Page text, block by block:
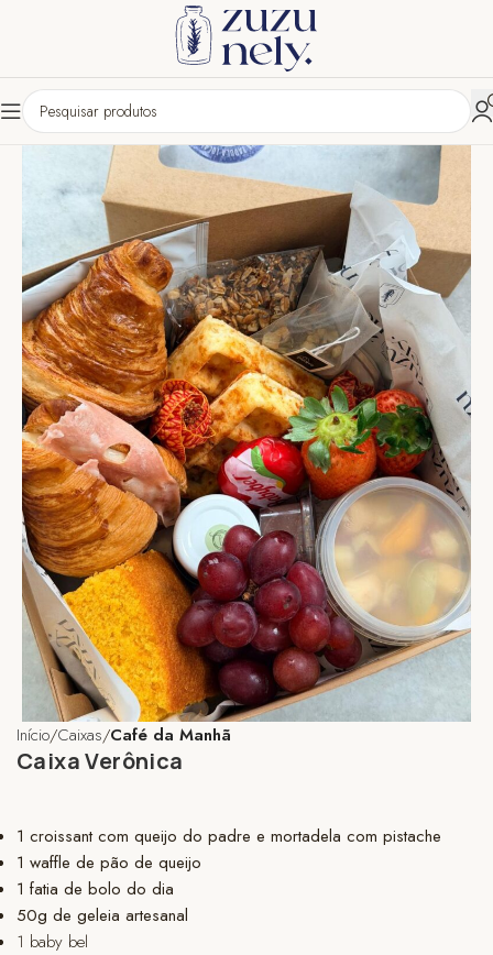
Início Caixas Café da Manhã
Caixa Verônica
1 croissant com queijo do padre e mortadela com pistache
1 waffle de pão de queijo
1 fatia de bolo do dia
50g de geleia artesanal
1 baby bel